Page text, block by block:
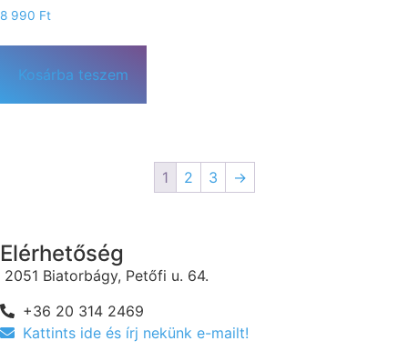
8 990 Ft
Kosárba teszem
1 2 3 →
Elérhetőség
2051 Biatorbágy, Petőfi u. 64.
+36 20 314 2469
Kattints ide és írj nekünk e-mailt!